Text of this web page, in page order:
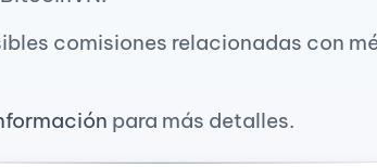
comisiones relacionadas con
para más detalles.